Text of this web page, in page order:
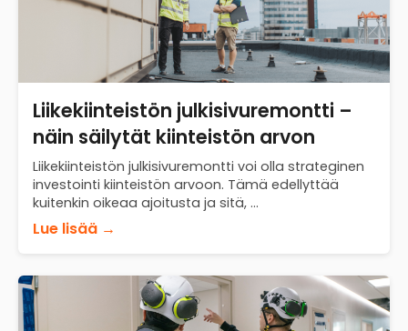
Liikekiinteistön julkisivuremontti –
näin säilytät kiinteistön arvon
Liikekiinteistön julkisivuremontti voi olla strateginen
investointi kiinteistön arvoon. Tämä edellyttää
kuitenkin oikeaa ajoitusta ja sitä, ...
Lue lisää →